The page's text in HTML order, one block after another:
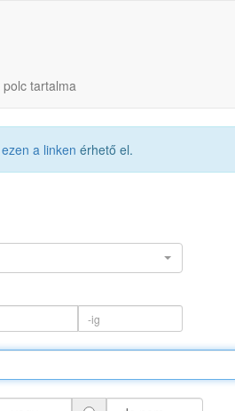
polc tartalma
ezen a linken érhető el.